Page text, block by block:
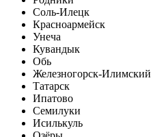
Соль-Илецк
Красноармейск
Унеча
Кувандык
Обь
Железногорск-Илимский
Татарск
Ипатово
Семилуки
Исилькуль